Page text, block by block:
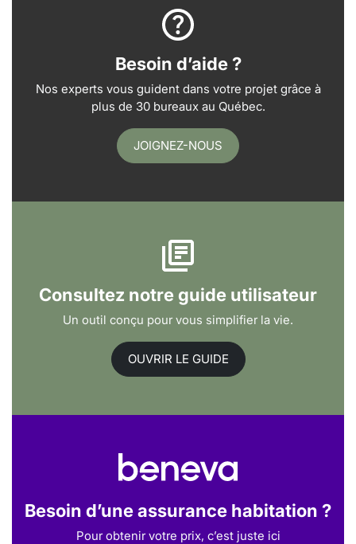
Besoin d’aide ?
Nos experts vous guident dans votre projet grâce à
plus de 30 bureaux au Québec.
JOIGNEZ-NOUS
Consultez notre guide utilisateur
Un outil conçu pour vous simplifier la vie.
OUVRIR LE GUIDE
Besoin d’une assurance habitation ?
Pour obtenir votre prix, c’est juste ici